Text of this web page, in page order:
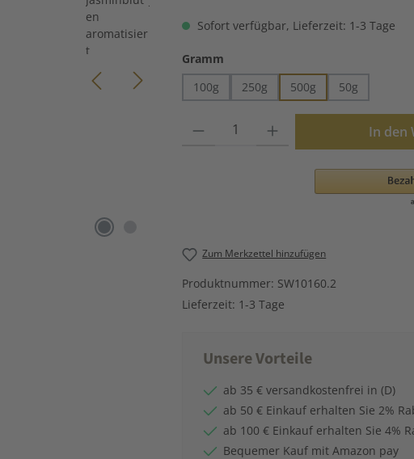
Sofort verfügbar, Lieferzeit: 1-3 Tage
Gramm
100g
250g 500g 50g
Produkt Anzahl: Gib den gewünschten
In den
Zum Merkzettel hinzufügen
Produktnummer: SW10160.2
Lieferzeit: 1-3 Tage
Unsere Vorteile
ab 35 € versandkostenfrei in (D)
ab 50 € Einkauf erhalten Sie 2%
ab 100 € Einkauf erhalten Sie 4%
Bequemer Kauf mit Amazon pay